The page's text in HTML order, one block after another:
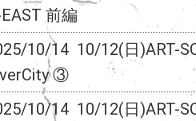
前編
10/14 10/12(日)ART-
③
10/14 10/12(日)ART-